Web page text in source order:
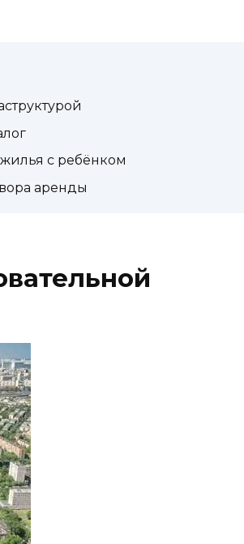
с ребёнком
аренды